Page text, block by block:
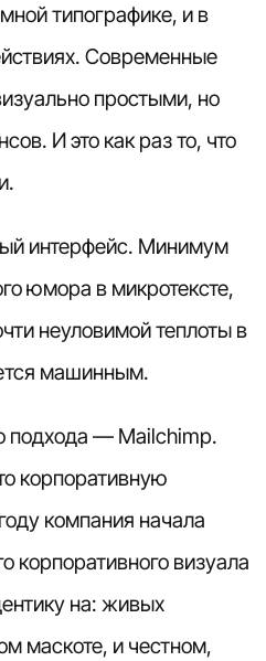
типографике, и в
Современные
простыми, но
И это как раз то, что
интерфейс. Минимум
юмора в микротексте,
неуловимой теплоты в
машинным.
подхода — Mailchimp.
корпоративную
компания начала
корпоративного визуала
на: живых
маскоте, и честном,